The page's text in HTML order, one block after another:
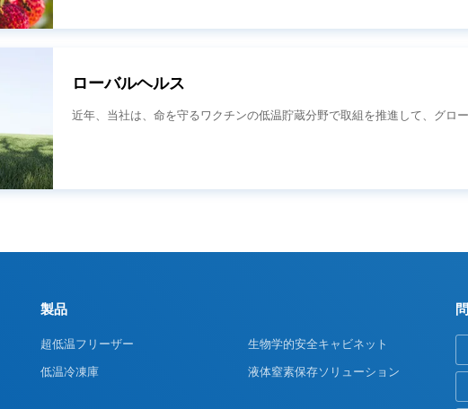
ローバルヘルス
近年、当社は、命を守るワクチンの低温貯蔵分野で取組を推進して、グロ
製品
超低温フリーザー 生物学的安全キャビネット
低温冷凍庫 液体窒素保存ソリューション